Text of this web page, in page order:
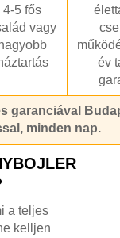
4-5 fős
vagy
év
garanciával
minden nap.
a teljes
kelljen